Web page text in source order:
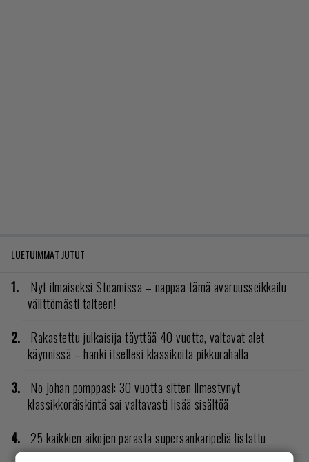
LUETUIMMAT JUTUT
Nyt ilmaiseksi Steamissa – nappaa tämä avaruusseikkailu
välittömästi talteen!
Rakastettu julkaisija täyttää 40 vuotta, valtavat alet
käynnissä – hanki itsellesi klassikoita pikkurahalla
No johan pomppasi: 30 vuotta sitten ilmestynyt
klassikkoräiskintä sai valtavasti lisää sisältöä
25 kaikkien aikojen parasta supersankaripeliä listattu